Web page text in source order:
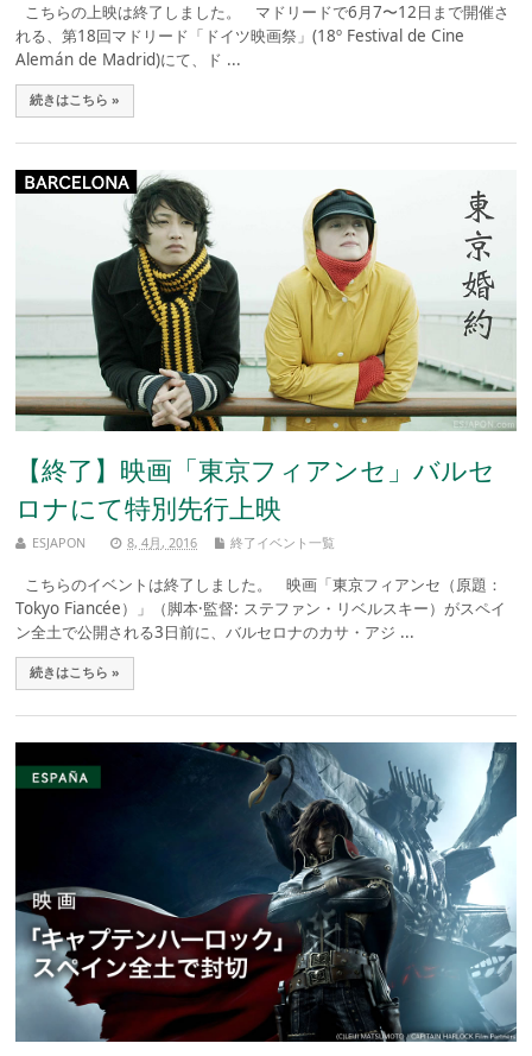
こちらの上映は終了しました。 マドリードで6月7〜12日まで開催さ
れる、第18回マドリード「ドイツ映画祭」(18º Festival de Cine
Alemán de Madrid)にて、ド ...
続きはこちら »
【終了】映画「東京フィアンセ」バルセ
ロナにて特別先行上映
ESJAPON 8, 4月, 2016 終了イベント一覧
こちらのイベントは終了しました。 映画「東京フィアンセ（原題：
Tokyo Fiancée）」（脚本·監督: ステファン・リベルスキー）がスペイ
ン全土で公開される3日前に、バルセロナのカサ・アジ ...
続きはこちら »